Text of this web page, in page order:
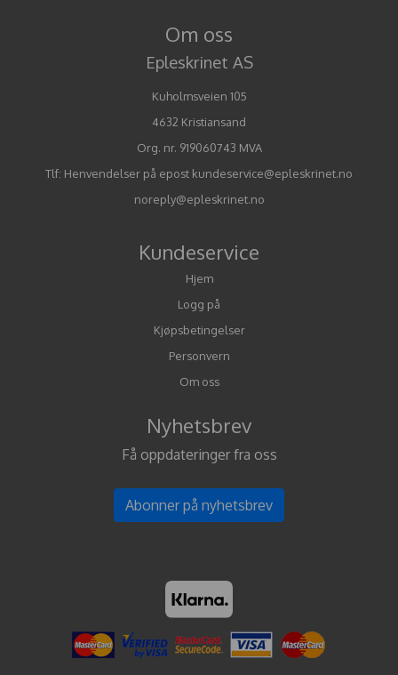
Om oss
Epleskrinet AS
Kuholmsveien 105
4632 Kristiansand
Org. nr. 919060743 MVA
Tlf: Henvendelser på epost kundeservice@epleskrinet.no
noreply@epleskrinet.no
Kundeservice
Hjem
Logg på
Kjøpsbetingelser
Personvern
Om oss
Nyhetsbrev
Få oppdateringer fra oss
Abonner på nyhetsbrev